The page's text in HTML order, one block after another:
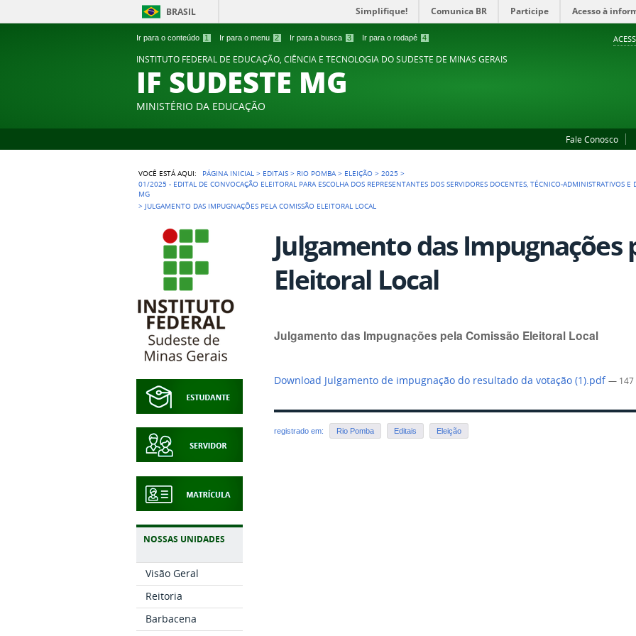
Ir para o conteúdo 1 Ir para o menu 2 Ir para a busca 3 Ir para o rodapé 4
BRASIL Simplifique! Comunica BR Participe Acesso à
INSTITUTO FEDERAL DE EDUCAÇÃO, CIÊNCIA E TECNOLOGIA DO SUDESTE DE MINAS GERAIS
IF SUDESTE MG
MINISTÉRIO DA EDUCAÇÃO
Fale Conosco
VOCÊ ESTÁ AQUI: PÁGINA INICIAL > EDITAIS > RIO POMBA > ELEIÇÃO >2025 >
01/2025 - EDITAL DE CONVOCAÇÃO ELEITORAL PARA ESCOLHA DOS REPRESENTANTES DOS SERVIDORES DOCENTES, TÉCNICO-ADMINISTRATIVOS
MG
> JULGAMENTO DAS IMPUGNAÇÕES PELA COMISSÃO ELEITORAL LOCAL
NOSSAS UNIDADES
Visão Geral
Reitoria
Barbacena
Julgamento das Impugnações
Eleitoral Local
Julgamento das Impugnações pela Comissão Eleitoral Local
Download Julgamento de impugnação do resultado da votação (1).pdf— 147
registrado em: Rio Pomba Editais Eleição